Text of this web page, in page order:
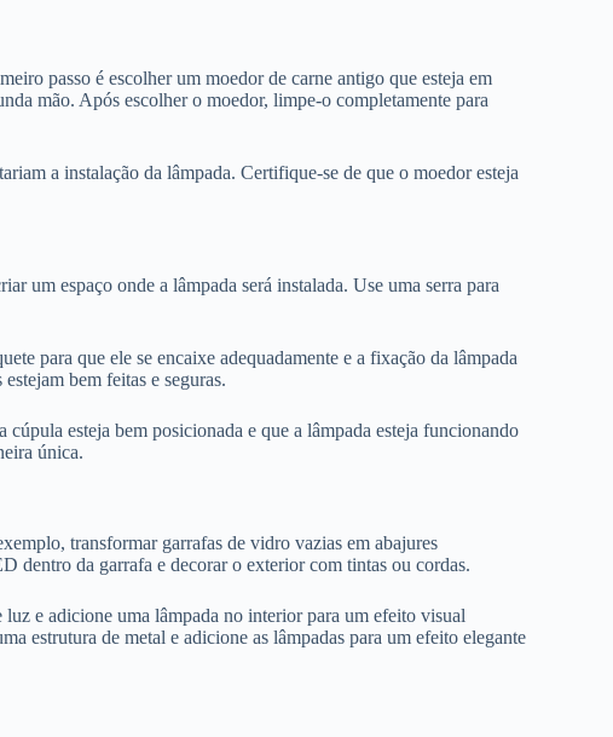
passo é escolher um moedor de carne antigo que esteja em
mão. Após escolher o moedor, limpe-o completamente para
a instalação da lâmpada. Certifique-se de que o moedor esteja
um espaço onde a lâmpada será instalada. Use uma serra para
para que ele se encaixe adequadamente e a fixação da lâmpada
bem feitas e seguras.
esteja bem posicionada e que a lâmpada esteja funcionando
única.
transformar garrafas de vidro vazias em abajures
dentro da garrafa e decorar o exterior com tintas ou cordas.
e adicione uma lâmpada no interior para um efeito visual
estrutura de metal e adicione as lâmpadas para um efeito elegante